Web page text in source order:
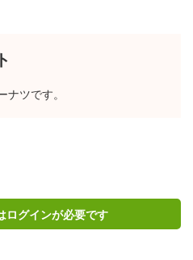
ナツです。
ログインが必要です